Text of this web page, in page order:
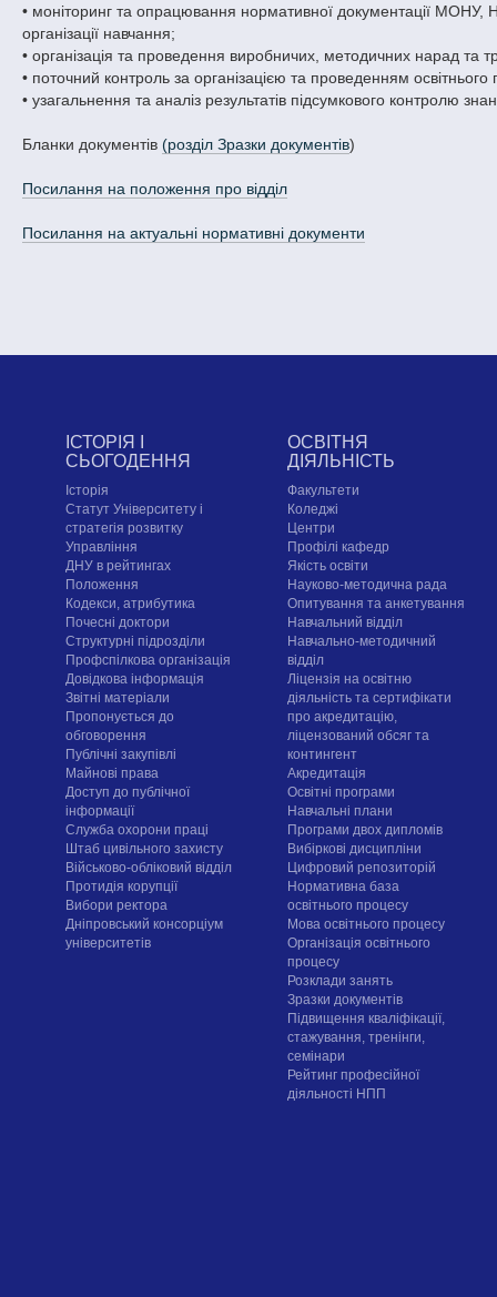
• моніторинг та опрацювання нормативної документації
організації навчання;
• організація та проведення виробничих, методичних нарад та
• поточний контроль за організацією та проведенням освітнього
• узагальнення та аналіз результатів підсумкового контролю
Бланки документів (розділ Зразки документів)
Посилання на положення про відділ
Посилання на актуальні нормативні документи
ІСТОРІЯ І
СЬОГОДЕННЯ
Історія
Статут Університету і
стратегія розвитку
Управління
ДНУ в рейтингах
Положення
Кодекси, атрибутика
Почесні доктори
Структурні підрозділи
Профспілкова організація
Довідкова інформація
Звітні матеріали
Пропонується до
обговорення
Публічні закупівлі
Майнові права
Доступ до публічної
інформації
Служба охорони праці
Штаб цивільного захисту
Військово-обліковий відділ
Протидія корупції
Вибори ректора
Дніпровський консорціум
університетів
ОСВІТНЯ
ДІЯЛЬНІСТЬ
Факультети
Коледжі
Центри
Профілі кафедр
Якість освіти
Науково-методична рада
Опитування та анкетування
Навчальний відділ
Навчально-методичний
відділ
Ліцензія на освітню
діяльність та сертифікати
про акредитацію,
ліцензований обсяг та
контингент
Акредитація
Освітні програми
Навчальні плани
Програми двох дипломів
Вибіркові дисципліни
Цифровий репозиторій
Нормативна база
освітнього процесу
Мова освітнього процесу
Організація освітнього
процесу
Розклади занять
Зразки документів
Підвищення кваліфікації,
стажування, тренінги,
семінари
Рейтинг професійної
діяльності НПП